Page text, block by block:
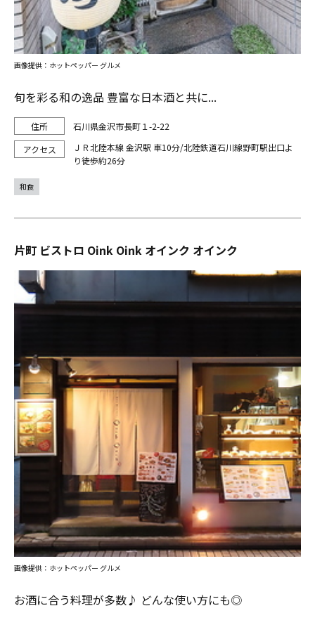
旬を彩る和の逸品 豊富な日本酒と共に...
石川県金沢市長町１-2-22
ＪＲ北陸本線 金沢駅 車10分/北陸鉄道石川線野町駅出口よ
り徒歩約26分
画像提供：ホットペッパー グルメ
和食
片町 ビストロ Oink Oink オインク オインク
お酒に合う料理が多数♪ どんな使い方にも◎
画像提供：ホットペッパー グルメ